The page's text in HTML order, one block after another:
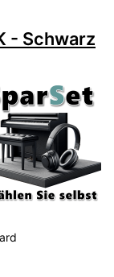
keine
- Schwarz